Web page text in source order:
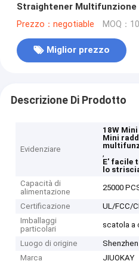
Straightener Multifunzione
Prezzo：negotiable MOQ：
Miglior prezzo
Descrizione Di Prodotto
Evidenziare
18W
Mini
,
E' facile
lo
Capacità di
alimentazione
25000
Certificazione
UL/FCC/
Imballaggi
particolari
scatola a
Luogo di origine
Marca
JIUOKAY